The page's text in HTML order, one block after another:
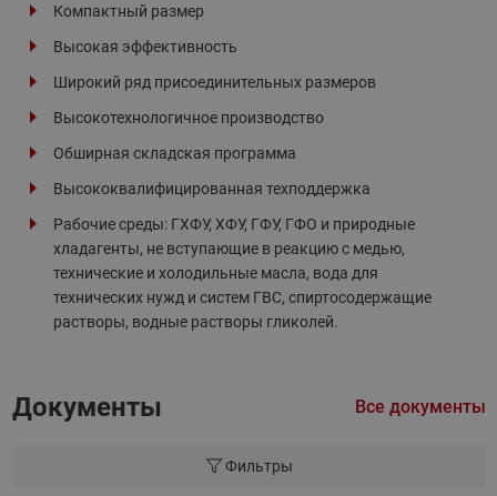
Компактный размер
Высокая эффективность
Широкий ряд присоединительных размеров
Высокотехнологичное производство
Обширная складская программа
Высококвалифицированная техподдержка
Рабочие среды: ГХФУ, ХФУ, ГФУ, ГФО и природные
хладагенты, не вступающие в реакцию с медью,
технические и холодильные масла, вода для
технических нужд и систем ГВС, спиртосодержащие
растворы, водные растворы гликолей.
Документы Все документы
Фильтры